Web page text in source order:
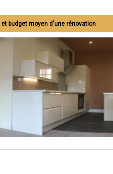
budget moyen d'une rénovation